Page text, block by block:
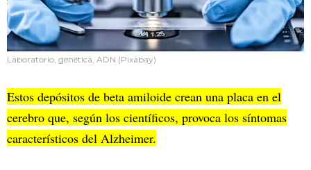
Laboratorio, genética, ADN (Pixabay)
Estos depósitos de beta amiloide crean una placa en el
cerebro que, según los científicos, provoca los síntomas
característicos del Alzheimer.